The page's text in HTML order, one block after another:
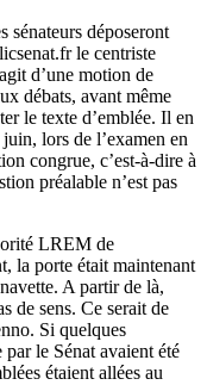
sénateurs déposeront
le centriste
d’une motion de
débats, avant même
le texte d’emblée. Il en
lors de l’examen en
congrue, c’est-à-dire à
préalable n’est pas
LREM de
la porte était maintenant
A partir de là,
de sens. Ce serait de
Si quelques
le Sénat avaient été
étaient allées au